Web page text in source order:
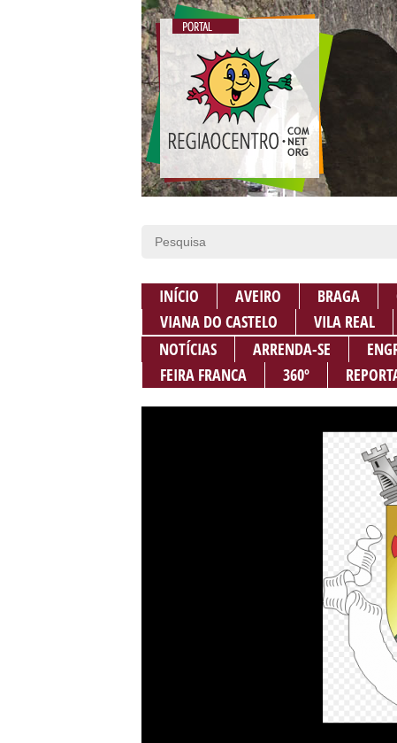
INÍCIO AVEIRO BRAGA
VIANA DO CASTELO
VILA REAL
NOTÍCIAS
ARRENDA-SE
FEIRA FRANCA
360º